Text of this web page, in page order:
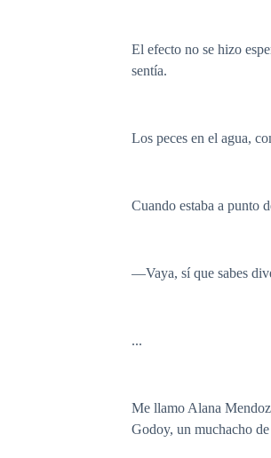
El efecto no se hizo
sentía.
Los peces en el agua,
Cuando estaba a punto
—Vaya, sí que sabes
...
Me llamo Alana
Godoy, un muchacho